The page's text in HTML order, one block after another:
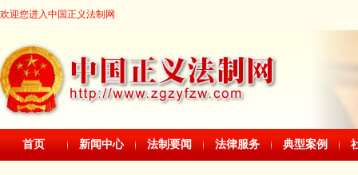
欢迎您进入中国正义法制网
首页 新闻中心 法制要闻 法律服务 典型案例